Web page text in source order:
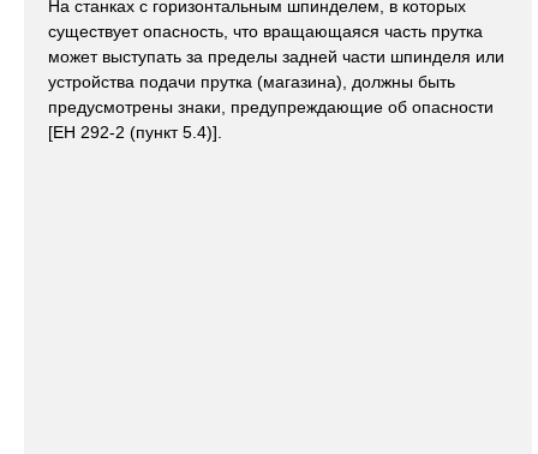
На станках с горизонтальным шпинделем, в которых
существует опасность, что вращающаяся часть прутка
может выступать за пределы задней части шпинделя или
устройства подачи прутка (магазина), должны быть
предусмотрены знаки, предупреждающие об опасности
[ЕН 292-2 (пункт 5.4)].